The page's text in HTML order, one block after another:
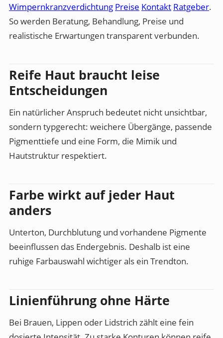
Wimpernkranzverdichtung Preise Kontakt Ratgeber.
So werden Beratung, Behandlung, Preise und
realistische Erwartungen transparent verbunden.
Reife Haut braucht leise
Entscheidungen
Ein natürlicher Anspruch bedeutet nicht unsichtbar,
sondern typgerecht: weichere Übergänge, passende
Pigmenttiefe und eine Form, die Mimik und
Hautstruktur respektiert.
Farbe wirkt auf jeder Haut
anders
Unterton, Durchblutung und vorhandene Pigmente
beeinflussen das Endergebnis. Deshalb ist eine
ruhige Farbauswahl wichtiger als ein Trendton.
Linienführung ohne Härte
Bei Brauen, Lippen oder Lidstrich zählt eine fein